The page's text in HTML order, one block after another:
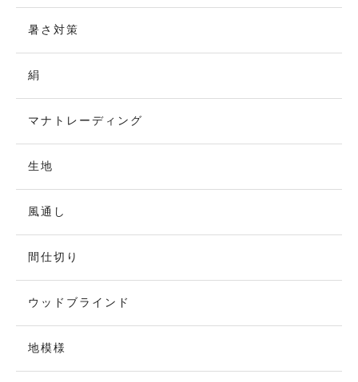
暑さ対策
絹
マナトレーディング
生地
風通し
間仕切り
ウッドブラインド
地模様